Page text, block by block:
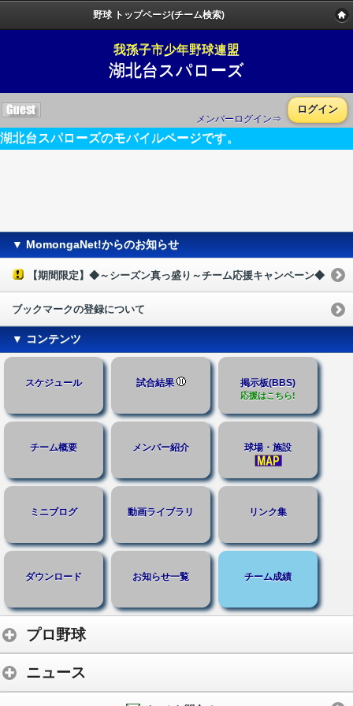
野球 トップページ(チーム検索)
我孫子市少年野球連盟
湖北台スパローズ
メンバーログイン⇒
ログイン
湖北台スパローズのモバイルページです。
▼ MomongaNet!からのお知らせ
【期間限定】◆～シーズン真っ盛り～チーム応援キャンペーン◆
ブックマークの登録について
▼ コンテンツ
スケジュール 試合結果 掲示板(BBS)
応援はこちら!
チーム概要 メンバー紹介 球場・施設
ミニブログ 動画ライブラリ リンク集
ダウンロード お知らせ一覧 チーム成績
プロ野球
ニュース